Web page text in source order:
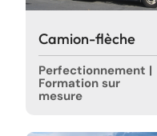
Camion-flèche
Perfectionnement |
Formation sur
mesure